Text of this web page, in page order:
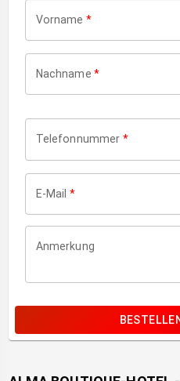
Vorname *
Nachname *
Telefonnummer *
E-Mail *
Anmerkung